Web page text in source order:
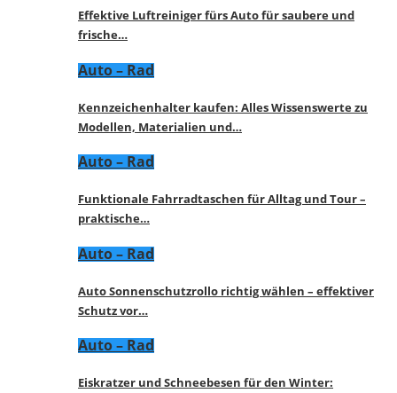
Effektive Luftreiniger fürs Auto für saubere und
frische…
Auto – Rad
Kennzeichenhalter kaufen: Alles Wissenswerte zu
Modellen, Materialien und…
Auto – Rad
Funktionale Fahrradtaschen für Alltag und Tour –
praktische…
Auto – Rad
Auto Sonnenschutzrollo richtig wählen – effektiver
Schutz vor…
Auto – Rad
Eiskratzer und Schneebesen für den Winter: